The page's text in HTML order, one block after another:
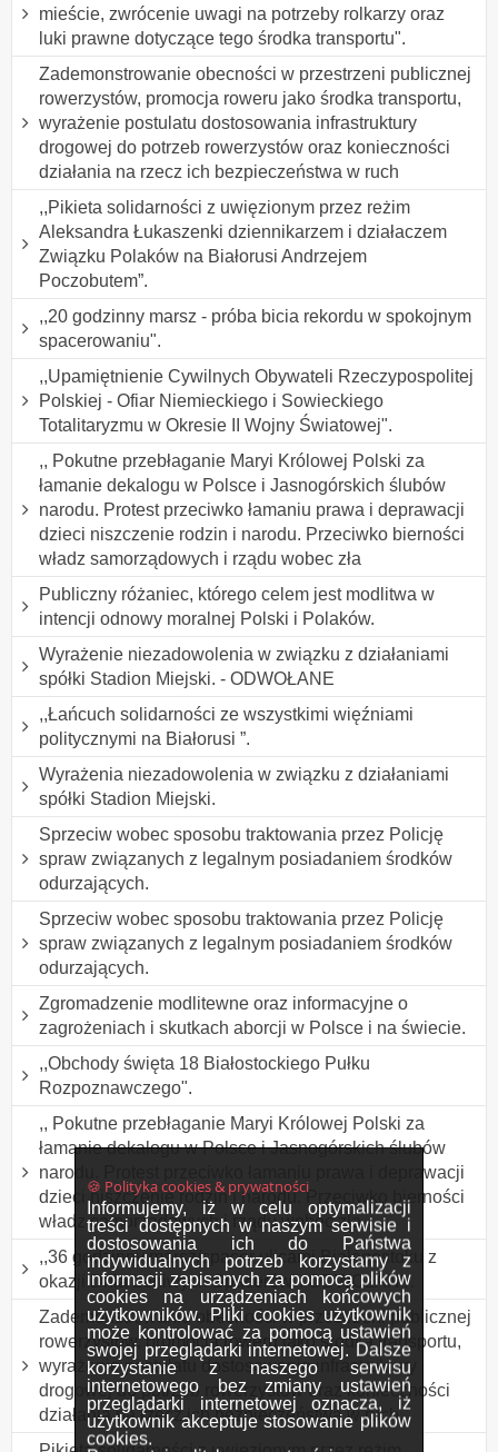
🍪 Polityka cookies & prywatności
Informujemy, iż w celu optymalizacji
treści dostępnych w naszym serwisie i
dostosowania ich do Państwa
indywidualnych potrzeb korzystamy z
informacji zapisanych za pomocą plików
cookies na urządzeniach końcowych
użytkowników. Pliki cookies użytkownik
może kontrolować za pomocą ustawień
swojej przeglądarki internetowej. Dalsze
korzystanie z naszego serwisu
internetowego bez zmiany ustawień
przeglądarki internetowej oznacza, iż
użytkownik akceptuje stosowanie plików
cookies.
mieście, zwrócenie uwagi na potrzeby rolkarzy oraz
luki prawne dotyczące tego środka transportu".
Zademonstrowanie obecności w przestrzeni publicznej
rowerzystów, promocja roweru jako środka transportu,
wyrażenie postulatu dostosowania infrastruktury
drogowej do potrzeb rowerzystów oraz konieczności
działania na rzecz ich bezpieczeństwa w ruch
,,Pikieta solidarności z uwięzionym przez reżim
Aleksandra Łukaszenki dziennikarzem i działaczem
Związku Polaków na Białorusi Andrzejem
Poczobutem”.
,,20 godzinny marsz - próba bicia rekordu w spokojnym
spacerowaniu".
,,Upamiętnienie Cywilnych Obywateli Rzeczypospolitej
Polskiej - Ofiar Niemieckiego i Sowieckiego
Totalitaryzmu w Okresie II Wojny Światowej".
,, Pokutne przebłaganie Maryi Królowej Polski za
łamanie dekalogu w Polsce i Jasnogórskich ślubów
narodu. Protest przeciwko łamaniu prawa i deprawacji
dzieci niszczenie rodzin i narodu. Przeciwko bierności
władz samorządowych i rządu wobec zła
Publiczny różaniec, którego celem jest modlitwa w
intencji odnowy moralnej Polski i Polaków.
Wyrażenie niezadowolenia w związku z działaniami
spółki Stadion Miejski. - ODWOŁANE
,,Łańcuch solidarności ze wszystkimi więźniami
politycznymi na Białorusi ”.
Wyrażenia niezadowolenia w związku z działaniami
spółki Stadion Miejski.
Sprzeciw wobec sposobu traktowania przez Policję
spraw związanych z legalnym posiadaniem środków
odurzających.
Sprzeciw wobec sposobu traktowania przez Policję
spraw związanych z legalnym posiadaniem środków
odurzających.
Zgromadzenie modlitewne oraz informacyjne o
zagrożeniach i skutkach aborcji w Polsce i na świecie.
,,Obchody święta 18 Białostockiego Pułku
Rozpoznawczego".
,, Pokutne przebłaganie Maryi Królowej Polski za
łamanie dekalogu w Polsce i Jasnogórskich ślubów
narodu. Protest przeciwko łamaniu prawa i deprawacji
dzieci niszczenie rodzin i narodu. Przeciwko bierności
władz samorządowych i rządu wobec zła
,,36 godzinny marsz/spacer ulicami Białegostoku z
okazji Dnia Leniwych Spacerów". ODWOŁANY.
Zademonstrowanie obecności w przestrzeni publicznej
rowerzystów, promocja roweru jako środka transportu,
wyrażenie postulatu dostosowania infrastruktury
drogowej do potrzeb rowerzystów oraz konieczności
działania na rzecz ich bezpieczeństwa w ruch